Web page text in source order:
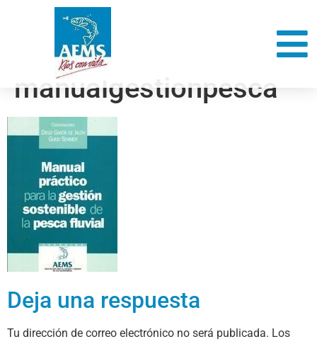
manualgestionpesca
Deja una respuesta
Tu dirección de correo electrónico no será publicada. Los